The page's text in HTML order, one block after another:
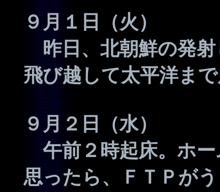
９月１日（火）
昨日、北朝鮮の発
飛び越して太平洋ま
９月２日（水）
午前２時起床。ホ
思ったら、ＦＴＰが